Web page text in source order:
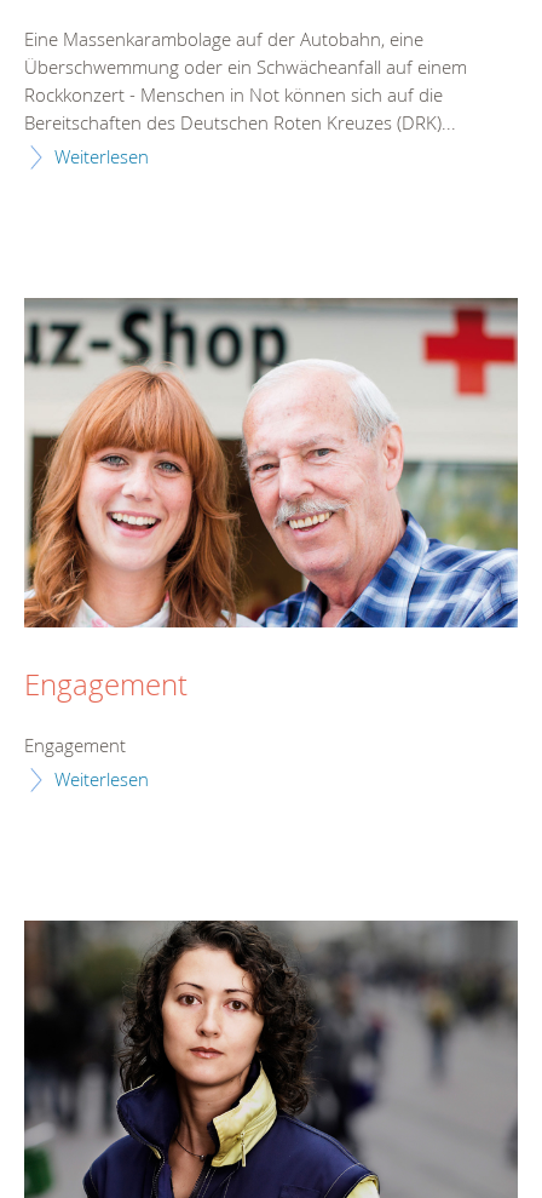
Eine Massenkarambolage auf der Autobahn, eine
Überschwemmung oder ein Schwächeanfall auf einem
Rockkonzert - Menschen in Not können sich auf die
Bereitschaften des Deutschen Roten Kreuzes (DRK)...
Weiterlesen
Engagement
Engagement
Weiterlesen